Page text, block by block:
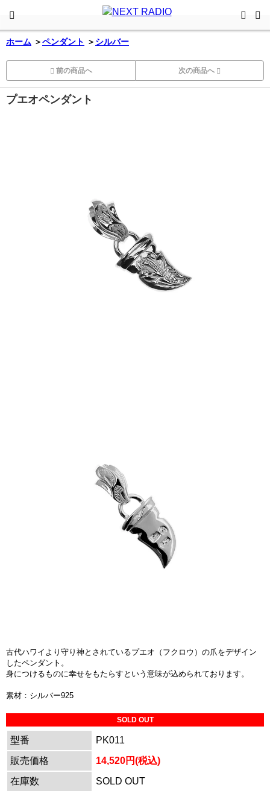
ホーム ＞ペンダント ＞ シルバー
前の商品へ 次の商品へ
プエオペンダント
古代ハワイより守り神とされているプエオ（フクロウ）の爪をデザイン
したペンダント。
身につけるものに幸せをもたらすという意味が込められております。
素材：シルバー925
SOLD OUT
型番
PK011
販売価格
14,520円(税込)
在庫数
SOLD OUT